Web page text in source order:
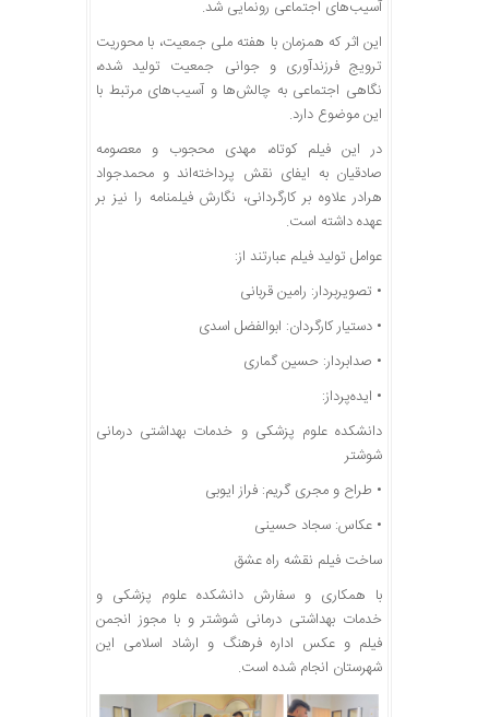
آسیب‌های اجتماعی رونمایی شد.
این اثر که همزمان با هفته ملی جمعیت، با محوریت
ترویج فرزندآوری و جوانی جمعیت تولید شده،
نگاهی اجتماعی به چالش‌ها و آسیب‌های مرتبط با
این موضوع دارد.
در این فیلم کوتاه، مهدی محجوب و معصومه
صادقیان به ایفای نقش پرداخته‌اند و محمدجواد
هرادر علاوه بر کارگردانی، نگارش فیلمنامه را نیز بر
عهده داشته است.
عوامل تولید فیلم عبارتند از:
• تصویربردار: رامین قربانی
• دستیار کارگردان: ابوالفضل اسدی
• صدابردار: حسین گماری
• ایده‌پرداز:
دانشکده علوم پزشکی و خدمات بهداشتی درمانی
شوشتر
• طراح و مجری گریم: فراز ایوبی
• عکاس: سجاد حسینی
ساخت فیلم نقشه راه عشق
با همکاری و سفارش دانشکده علوم پزشکی و
خدمات بهداشتی درمانی شوشتر و با مجوز انجمن
فیلم و عکس اداره فرهنگ و ارشاد اسلامی این
شهرستان انجام شده است.